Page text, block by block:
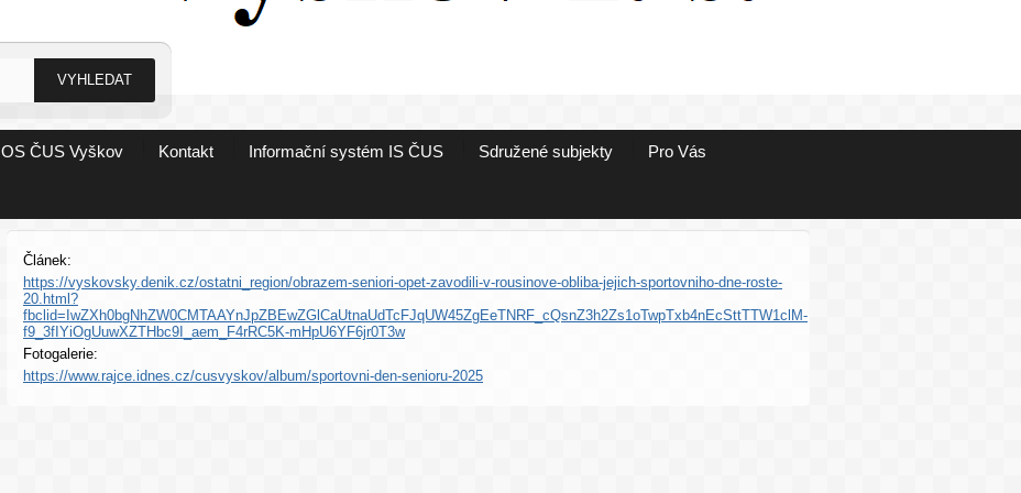
OS ČUS Vyškov Kontakt Informační systém IS ČUS Sdružené subjekty Pro Vás
Článek:
https://vyskovsky.denik.cz/ostatni_region/obrazem-seniori-opet-zavodili-v-rousinove-obliba-jejich-sportovniho-dne-roste-
20.html?
fbclid=IwZXh0bgNhZW0CMTAAYnJpZBEwZGlCaUtnaUdTcFJqUW45ZgEeTNRF_cQsnZ3h2Zs1oTwpTxb4nEcSttTTW1clM-
f9_3fIYiOgUuwXZTHbc9I_aem_F4rRC5K-mHpU6YF6jr0T3w
Fotogalerie:
https://www.rajce.idnes.cz/cusvyskov/album/sportovni-den-senioru-2025